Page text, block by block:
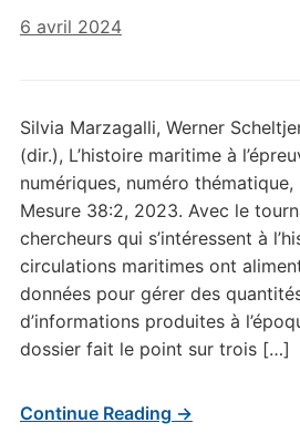
6 avril 2024
Silvia Marzagalli, Werner
(dir.), L’histoire maritime à
numériques, numéro
Mesure 38:2, 2023. Avec le
chercheurs qui s’intéressent à
circulations maritimes ont
données pour gérer des
d’informations produites à
dossier fait le point sur trois […]
Continue Reading →